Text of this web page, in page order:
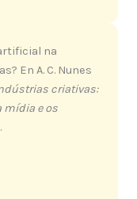
na
En A. C. Nunes
criativas:
mídia e os